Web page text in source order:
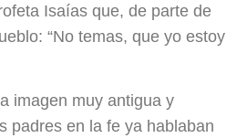
Isaías que, de parte de
“No temas, que yo estoy
imagen muy antigua y
padres en la fe ya hablaban